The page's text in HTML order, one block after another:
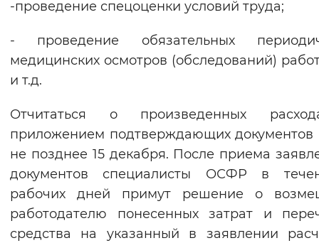
-проведение спецоценки условий труда;
- проведение обязательных
медицинских осмотров (обследований)
и т.д.
Отчитаться о произведенных
приложением подтверждающих документов
не позднее 15 декабря. После приема
документов специалисты ОСФР в
рабочих дней примут решение о
работодателю понесенных затрат и
средства на указанный в заявлении